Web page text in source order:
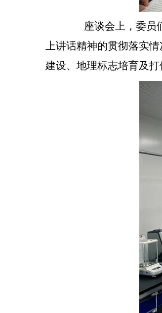
座谈会上，委员们
上讲话精神的贯彻落实
建设、地理标志培育及